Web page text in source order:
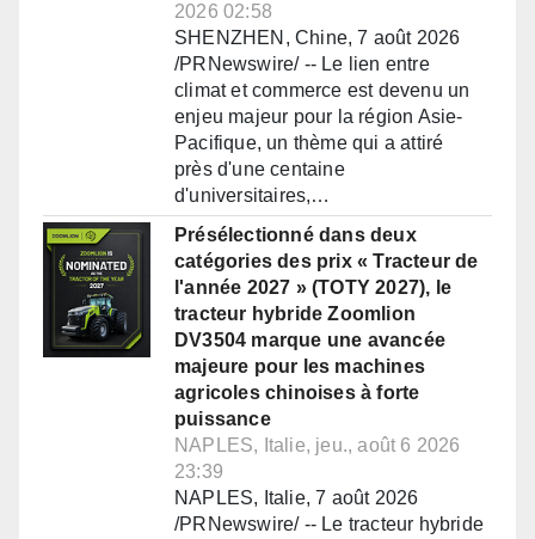
2026 02:58
SHENZHEN, Chine, 7 août 2026
/PRNewswire/ -- Le lien entre
climat et commerce est devenu un
enjeu majeur pour la région Asie-
Pacifique, un thème qui a attiré
près d'une centaine
d'universitaires,…
Présélectionné dans deux
catégories des prix « Tracteur de
l'année 2027 » (TOTY 2027), le
tracteur hybride Zoomlion
DV3504 marque une avancée
majeure pour les machines
agricoles chinoises à forte
puissance
NAPLES, Italie, jeu., août 6 2026
23:39
NAPLES, Italie, 7 août 2026
/PRNewswire/ -- Le tracteur hybride